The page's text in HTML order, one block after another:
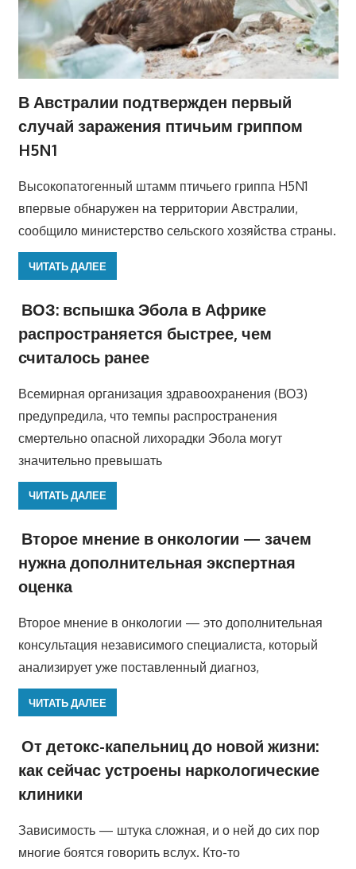
В Австралии подтвержден первый
случай заражения птичьим гриппом
H5N1
Высокопатогенный штамм птичьего гриппа H5N1
впервые обнаружен на территории Австралии,
сообщило министерство сельского хозяйства страны.
ЧИТАТЬ ДАЛЕЕ
ВОЗ: вспышка Эбола в Африке
распространяется быстрее, чем
считалось ранее
Всемирная организация здравоохранения (ВОЗ)
предупредила, что темпы распространения
смертельно опасной лихорадки Эбола могут
значительно превышать
ЧИТАТЬ ДАЛЕЕ
Второе мнение в онкологии — зачем
нужна дополнительная экспертная
оценка
Второе мнение в онкологии — это дополнительная
консультация независимого специалиста, который
анализирует уже поставленный диагноз,
ЧИТАТЬ ДАЛЕЕ
От детокс-капельниц до новой жизни:
как сейчас устроены наркологические
клиники
Зависимость — штука сложная, и о ней до сих пор
многие боятся говорить вслух. Кто-то